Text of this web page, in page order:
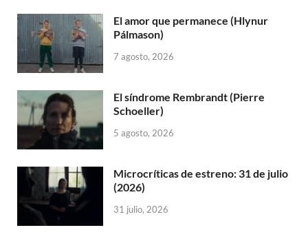
El amor que permanece (Hlynur
Pálmason)
7 agosto, 2026
El síndrome Rembrandt (Pierre
Schoeller)
5 agosto, 2026
Microcríticas de estreno: 31 de julio
(2026)
31 julio, 2026